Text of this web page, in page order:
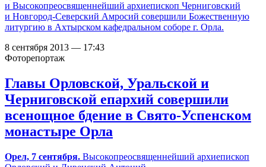
и Высокопреосвященнейший архиепископ Черниговский
и Новгород-Северский Амросий совершили Божественную
литургию в Ахтырском кафедральном соборе г. Орла.
8 сентября 2013 — 17:43
Фоторепортаж
Главы Орловской, Уральской и
Черниговской епархий совершили
всенощное бдение в Свято-Успенском
монастыре Орла
Орел, 7 сентября. Высокопреосвященнейший архиепископ